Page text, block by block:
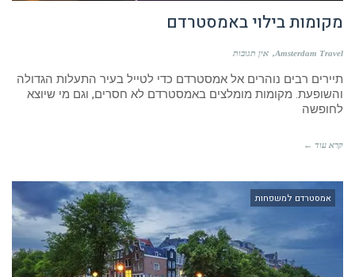
מקומות בילוי באמסטרדם
Amsterdam Travel אין תגובות
תיירים רבים נוהרים אל אמסטרדם כדי לטייל בעיר התעלות הגדולה
והשופעת. מקומות מומלצים באמסטרדם לא חסרים, וגם מי שיוצא
לחופשה
קרא עוד ←
אמסטרדם למשפחות